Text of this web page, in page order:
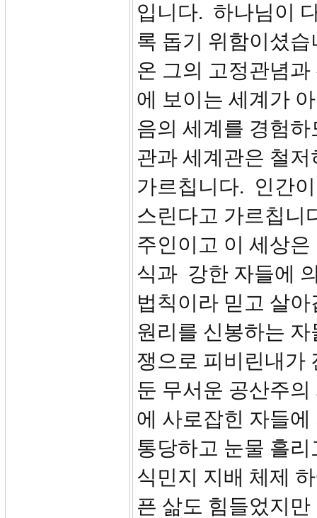
입니다. 하나님이
록 돕기 위함이셨
온 그의 고정관념
에 보이는 세계가
음의 세계를 경험
관과 세계관은 철
가르칩니다. 인간
스린다고 가르칩니
주인이고 이 세상
식과 강한 자들에
법칙이라 믿고 살
원리를 신봉하는
쟁으로 피비린내가
둔 무서운 공산주
에 사로잡힌 자들
통당하고 눈물 흘
식민지 지배 체제
픈 삶도 힘들었지